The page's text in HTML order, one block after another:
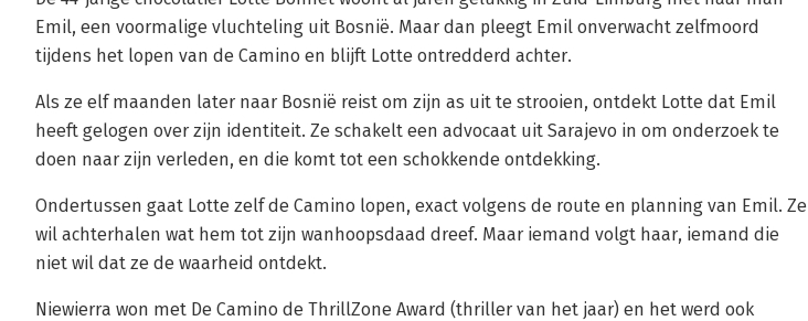
Emil, een voormalige vluchteling uit Bosnië. Maar dan pleegt Emil onverwacht zelfmoord
tijdens het lopen van de Camino en blijft Lotte ontredderd achter.
Als ze elf maanden later naar Bosnië reist om zijn as uit te strooien, ontdekt Lotte dat Emil
heeft gelogen over zijn identiteit. Ze schakelt een advocaat uit Sarajevo in om onderzoek te
doen naar zijn verleden, en die komt tot een schokkende ontdekking.
Ondertussen gaat Lotte zelf de Camino lopen, exact volgens de route en planning van Emil. Ze
wil achterhalen wat hem tot zijn wanhoopsdaad dreef. Maar iemand volgt haar, iemand die
niet wil dat ze de waarheid ontdekt.
Niewierra won met De Camino de ThrillZone Award (thriller van het jaar) en het werd ook